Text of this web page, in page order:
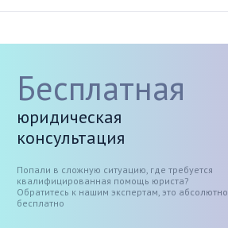
Бесплатная
юридическая
консультация
Попали в сложную ситуацию, где требуется
квалифицированная помощь юриста?
Обратитесь к нашим экспертам, это абсолютно
бесплатно